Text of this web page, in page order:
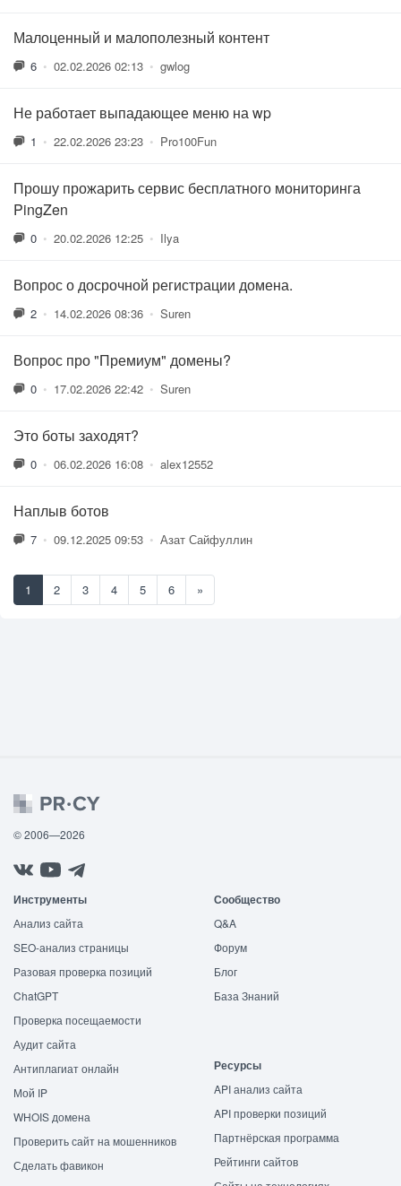
Малоценный и малополезный контент
6 • 02.02.2026 02:13 • gwlog
Не работает выпадающее меню на wp
1 • 22.02.2026 23:23 • Pro100Fun
Прошу прожарить сервис бесплатного мониторинга
PingZen
0 • 20.02.2026 12:25 • Ilya
Вопрос о досрочной регистрации домена.
2 • 14.02.2026 08:36 • Suren
Вопрос про "Премиум" домены?
0 • 17.02.2026 22:42 • Suren
Это боты заходят?
0 • 06.02.2026 16:08 • alex12552
Наплыв ботов
7 • 09.12.2025 09:53 • Азат Сайфуллин
1 2 3 4 5 6 »
© 2006—2026
Инструменты
Анализ сайта
SEO-анализ страницы
Разовая проверка позиций
ChatGPT
Проверка посещаемости
Аудит сайта
Антиплагиат онлайн
Мой IP
WHOIS домена
Проверить сайт на мошенников
Сделать фавикон
Сообщество
Q&A
Форум
Блог
База Знаний
Ресурсы
API анализ сайта
API проверки позиций
Партнёрская программа
Рейтинги сайтов